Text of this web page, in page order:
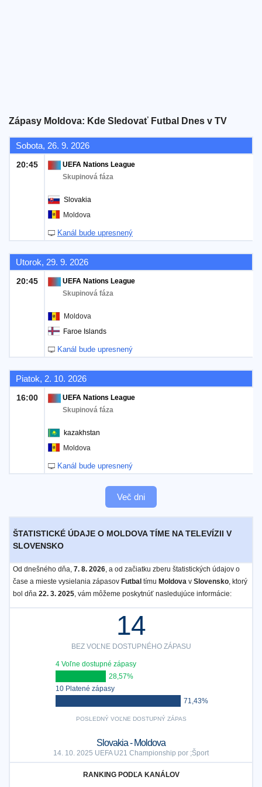
Zápasy Moldova: Kde Sledovať Futbal Dnes v TV
Sobota, 26. 9. 2026
20:45
UEFA Nations League
Skupinová fáza
Slovakia
Moldova
Kanál bude upresnený
Utorok, 29. 9. 2026
20:45
UEFA Nations League
Skupinová fáza
Moldova
Faroe Islands
Kanál bude upresnený
Piatok, 2. 10. 2026
16:00
UEFA Nations League
Skupinová fáza
kazakhstan
Moldova
Kanál bude upresnený
Več dni
ŠTATISTICKÉ ÚDAJE O MOLDOVA TÍME NA TELEVÍZII V
SLOVENSKO
Od dnešného dňa, 7. 8. 2026, a od začiatku zberu štatistických údajov o
čase a mieste vysielania zápasov Futbal tímu Moldova v Slovensko, ktorý
bol dňa 22. 3. 2025, vám môžeme poskytnúť nasledujúce informácie:
14
BEZ VOĽNE DOSTUPNÉHO ZÁPASU
4 Voľne dostupné zápasy
28,57%
10 Platené zápasy
71,43%
POSLEDNÝ VOĽNE DOSTUPNÝ ZÁPAS
Slovakia - Moldova
14. 10. 2025 UEFA U21 Championship por ;Šport
RANKING PODĽA KANÁLOV